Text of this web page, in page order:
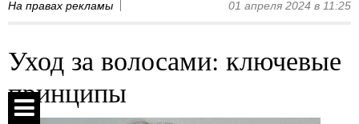
На правах рекламы 01 апреля 2024 в 11:25
Уход за волосами: ключевые
принципы